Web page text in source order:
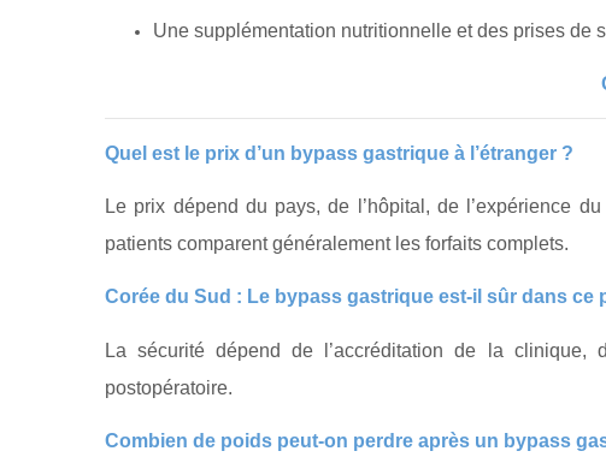
Une supplémentation nutritionnelle et des prises de
Quel est le prix d’un bypass gastrique à l’étranger ?
Le prix dépend du pays, de l’hôpital, de l’expérience
patients comparent généralement les forfaits complets.
Corée du Sud : Le bypass gastrique est-il sûr dans ce
La sécurité dépend de l’accréditation de la clinique,
postopératoire.
Combien de poids peut-on perdre après un bypass